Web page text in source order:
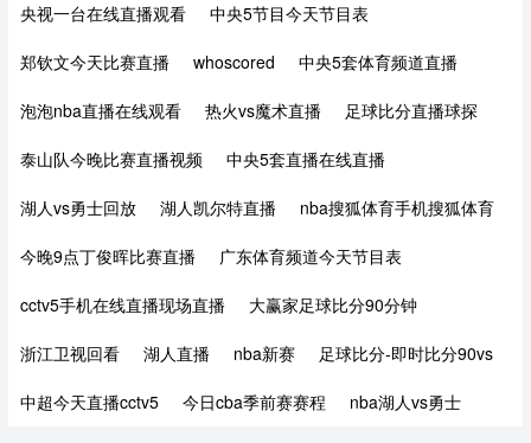
央视一台在线直播观看 中央5节目今天节目表
郑钦文今天比赛直播 whoscored 中央5套体育频道直播
泡泡nba直播在线观看 热火vs魔术直播 足球比分直播球探
泰山队今晚比赛直播视频 中央5套直播在线直播
湖人vs勇士回放 湖人凯尔特直播 nba搜狐体育手机搜狐体育
今晚9点丁俊晖比赛直播 广东体育频道今天节目表
cctv5手机在线直播现场直播 大赢家足球比分90分钟
浙江卫视回看 湖人直播 nba新赛 足球比分-即时比分90vs
中超今天直播cctv5 今日cba季前赛赛程 nba湖人vs勇士